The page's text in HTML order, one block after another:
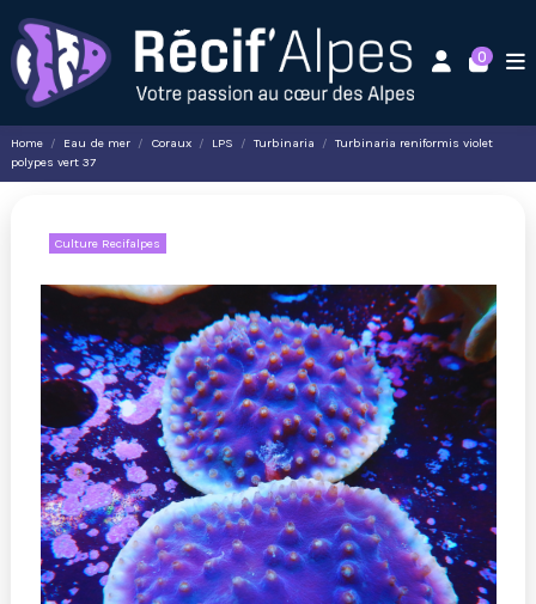
0
Home Eau de mer Coraux LPS Turbinaria
Turbinaria reniformis violet
polypes vert 37
Culture Recifalpes